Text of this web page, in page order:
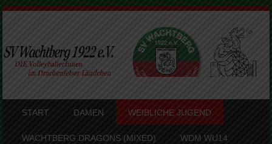
MENU
SKIP TO CONTENT
START DAMEN WEIBLICHE JUGEND
WACHTBERG DRAGONS (MIXED) WDM WU14